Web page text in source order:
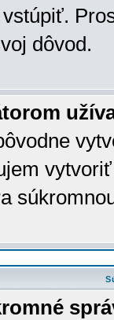
dôvod.